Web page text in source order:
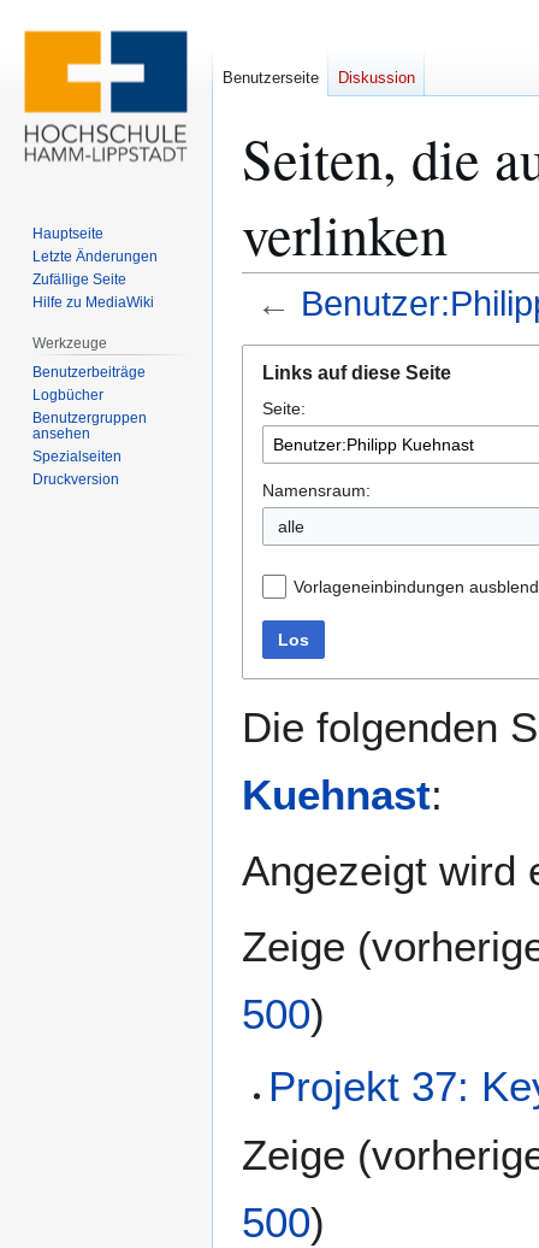
Seiten, die
verlinken
←
Navigation
springen
Suche
springen
Links auf diese Seite
Seite:
Namensraum:
alle
Vorlageneinbindungen
Los
Die folgenden
Kuehnast:
Angezeigt wird
Zeige (
500)
Projekt 37:
Zeige (
500)
Benutzerseite Diskussion
Hauptseite
Letzte Änderungen
Zufällige Seite
Hilfe zu MediaWiki
Werkzeuge
Benutzerbeiträge
Logbücher
Benutzergruppen
ansehen
Spezialseiten
Druckversion